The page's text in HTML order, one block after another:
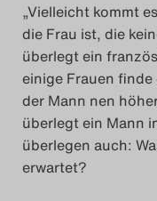
„Vielleicht kommt
die Frau ist, die
überlegt ein
einige Frauen
der Mann nen
überlegt ein Mann
überlegen auch:
erwartet?